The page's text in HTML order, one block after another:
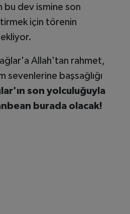
bu dev ismine son
için törenin
Allah'tan rahmet,
sevenlerine başsağlığı
son yolculuğuyla
burada olacak!